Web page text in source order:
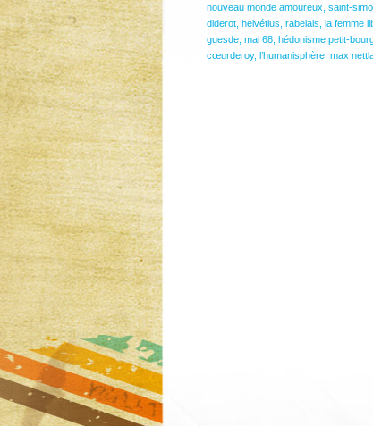
nouveau monde amoureux saint-
diderot, helvétius rabelais la femme
guesde, mai 68, hédonisme petit-
cœurderoy, l’humanisphère, max